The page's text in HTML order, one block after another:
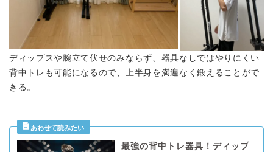
ディップスや腕立て伏せのみならず、器具なしではやりにくい
背中トレも可能になるので、上半身を満遍なく鍛えることがで
きる。
最強の背中トレ器具！ディップ